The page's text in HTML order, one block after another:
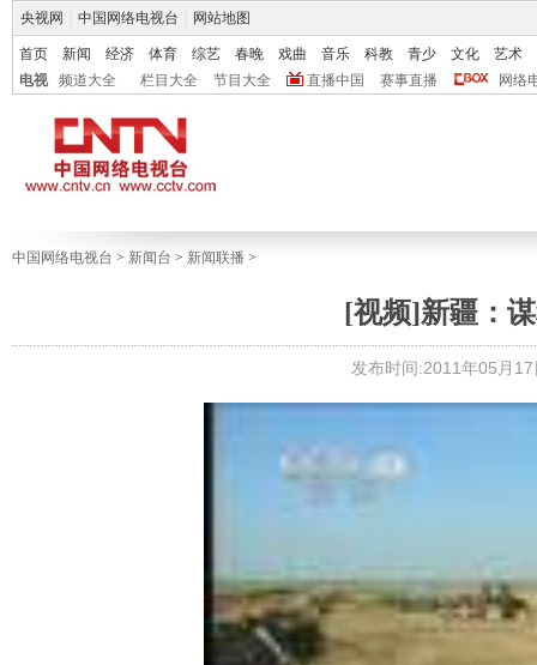
央视网 中国网络电视台 网站地图
首页 新闻 经济 体育 综艺 春晚 戏曲 音乐 科教 青少 文化
艺术
电视
频道大全 栏目大全 节目大全 直播中国 赛事直播 网络
中国网络电视台 > 新闻台 > 新闻联播 >
[视频]新疆：
发布时间:2011年05月